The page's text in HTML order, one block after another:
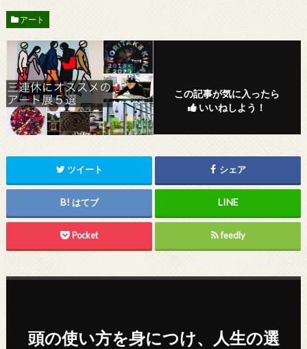
アート
この記事が気に入ったら
いいねしよう！
ツイート シェア
はてブ
Pocket feedly
頭の使い方を身につけ、人生の選